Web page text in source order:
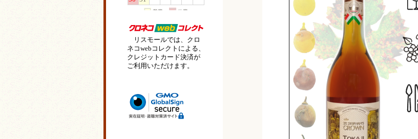
リスモールでは、クロ
ネコwebコレクトによる、
クレジットカード決済が
ご利用いただけます。